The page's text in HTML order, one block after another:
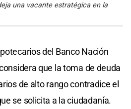
una vacante estratégica en la
del Banco Nación
que la toma de deuda
de alto rango contradice el
se solicita a la ciudadanía.